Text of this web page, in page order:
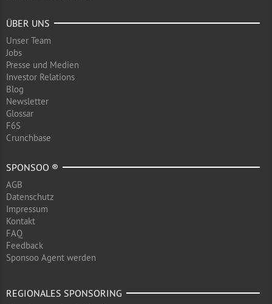
ÜBER UNS
Unser Team
Jobs
Presse und Medien
Investor Relations
Blog
Newsletter
Glossar
F6S
Crunchbase
SPONSOO ®
AGB
Datenschutz
Impressum
Kontakt
FAQ
Feedback
Sponsoo Agent werden
REGIONALES SPONSORING